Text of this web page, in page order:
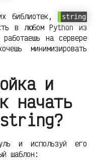
библиотек, string
в любом Python из
на сервере
минимизировать
и
начать
string?
и используй его
шаблон: